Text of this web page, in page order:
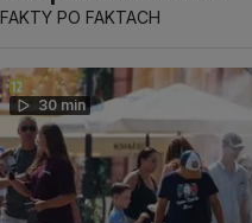
FAKTY PO FAKTACH
30 min